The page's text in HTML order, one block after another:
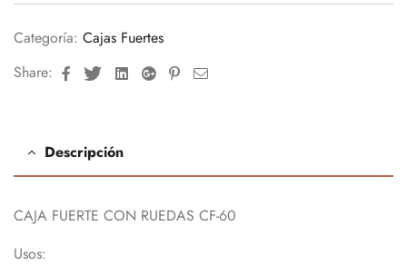
Categoría: Cajas Fuertes
Share:
FacebookTwitterLinkedinGoogle+Pinterest
Email
Descripción
CAJA FUERTE CON RUEDAS CF-60
Usos: